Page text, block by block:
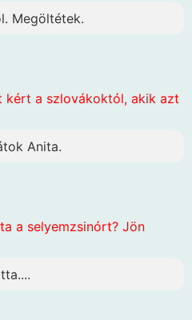
Megöltétek.
kért a szlovákoktól, akik azt
Anita.
a selyemzsinórt? Jön